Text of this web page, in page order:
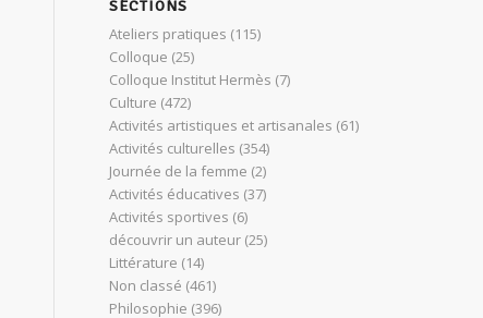
SECTIONS
Ateliers pratiques (115)
Colloque (25)
Colloque Institut Hermès (7)
Culture (472)
Activités artistiques et artisanales (61)
Activités culturelles (354)
Journée de la femme (2)
Activités éducatives (37)
Activités sportives (6)
découvrir un auteur (25)
Littérature (14)
Non classé (461)
Philosophie (396)